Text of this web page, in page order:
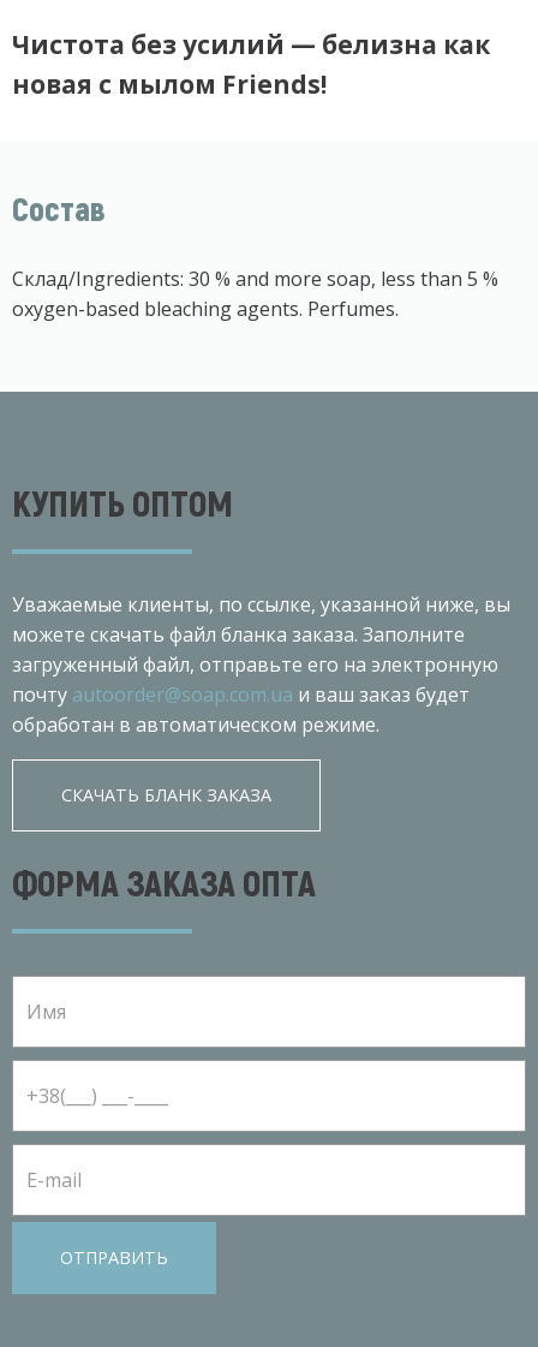
Чистота без усилий — белизна как
новая с мылом Friends!
Состав
Склад/Ingredients: 30 % and more soap, less than 5 %
oxygen-based bleaching agents. Perfumes.
КУПИТЬ ОПТОМ
Уважаемые клиенты, по ссылке, указанной ниже, вы
можете скачать файл бланка заказа. Заполните
загруженный файл, отправьте его на электронную
почту autoorder@soap.com.ua и ваш заказ будет
обработан в автоматическом режиме.
СКАЧАТЬ БЛАНК ЗАКАЗА
ФОРМА ЗАКАЗА ОПТА
ОТПРАВИТЬ